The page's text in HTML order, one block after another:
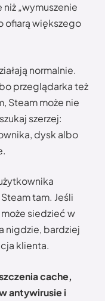
„wymuszenie
ofiarą większego
normalnie.
przeglądarka też
Steam może nie
szerzej:
dysk albo
tam. Jeśli
siedzieć w
nigdzie, bardziej
klienta.
cache,
antywirusie i